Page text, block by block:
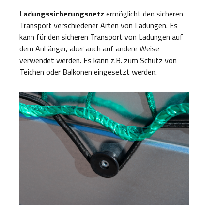
Ladungssicherungsnetz ermöglicht den sicheren
Transport verschiedener Arten von Ladungen. Es
kann für den sicheren Transport von Ladungen auf
dem Anhänger, aber auch auf andere Weise
verwendet werden. Es kann z.B. zum Schutz von
Teichen oder Balkonen eingesetzt werden.